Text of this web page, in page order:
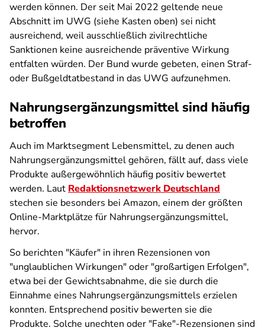
werden können. Der seit Mai 2022 geltende neue
Abschnitt im UWG (siehe Kasten oben) sei nicht
ausreichend, weil ausschließlich zivilrechtliche
Sanktionen keine ausreichende präventive Wirkung
entfalten würden. Der Bund wurde gebeten, einen Straf-
oder Bußgeldtatbestand in das UWG aufzunehmen.
Nahrungsergänzungsmittel sind häufig
betroffen
Auch im Marktsegment Lebensmittel, zu denen auch
Nahrungsergänzungsmittel gehören, fällt auf, dass viele
Produkte außergewöhnlich häufig positiv bewertet
werden. Laut Redaktionsnetzwerk Deutschland
stechen sie besonders bei Amazon, einem der größten
Online-Marktplätze für Nahrungsergänzungsmittel,
hervor.
So berichten "Käufer" in ihren Rezensionen von
"unglaublichen Wirkungen" oder "großartigen Erfolgen",
etwa bei der Gewichtsabnahme, die sie durch die
Einnahme eines Nahrungsergänzungsmittels erzielen
konnten. Entsprechend positiv bewerten sie die
Produkte. Solche unechten oder "Fake"-Rezensionen sind